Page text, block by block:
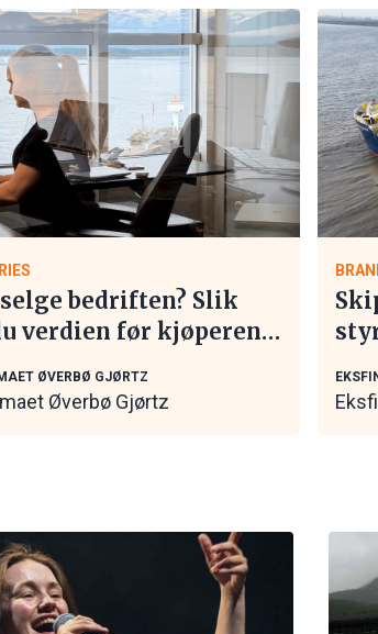
bedriften? Slik
verdien før kjøperen
ØVERBØ GJØRTZ
Øverbø Gjørtz